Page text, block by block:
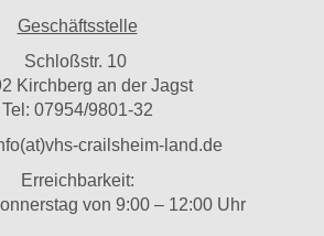
Geschäftsstelle
Schloßstr. 10
Kirchberg an der Jagst
Tel: 07954/9801-32
crailsheim-land.de
Erreichbarkeit:
von 9:00 – 12:00 Uhr